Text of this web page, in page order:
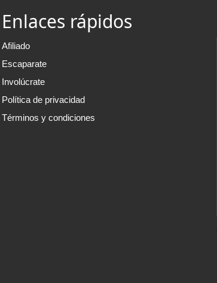
Enlaces rápidos
Afiliado
Escaparate
Involúcrate
Política de privacidad
Términos y condiciones